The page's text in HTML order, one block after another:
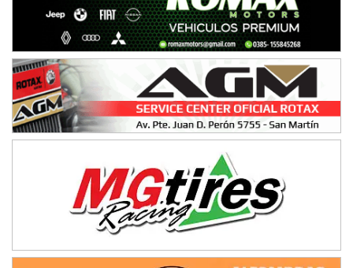
ENTRERRIANO - F6 (POSTERGADA)
Parque de la Velocidad (Asfalto)
Villaguay (Entre Ríos)
VICTORIENSE - F7
El Cerro (Tierra)
Victoria (Entre Ríos)
PATAGONICO - F6
Juventud Unida (Tierra)
Humboldt (Santa Fe)
NORESTE SANTAFESINO - F6